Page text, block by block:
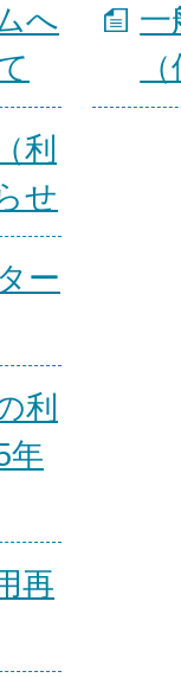
へ
利
せ
ー
利
年
再
一